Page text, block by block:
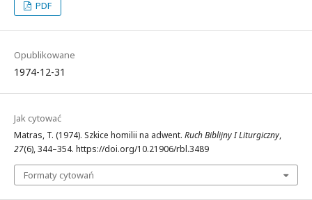
PDF
Opublikowane
1974-12-31
Jak cytować
Matras, T. (1974). Szkice homilii na adwent. Ruch Biblijny I Liturgiczny,
27(6), 344–354. https://doi.org/10.21906/rbl.3489
Formaty cytowań